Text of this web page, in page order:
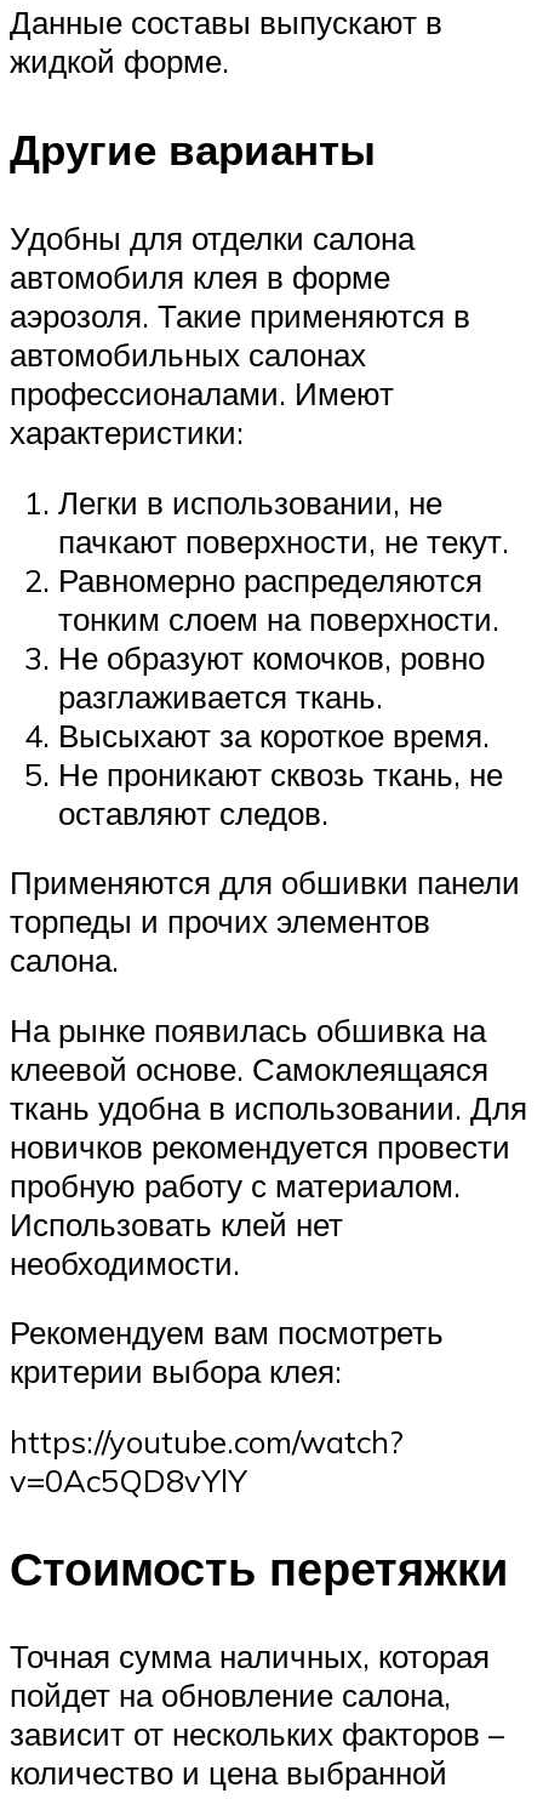
Данные составы выпускают в
жидкой форме.
Другие варианты
Удобны для отделки салона
автомобиля клея в форме
аэрозоля. Такие применяются в
автомобильных салонах
профессионалами. Имеют
характеристики:
Легки в использовании, не
пачкают поверхности, не текут.
Равномерно распределяются
тонким слоем на поверхности.
Не образуют комочков, ровно
разглаживается ткань.
Высыхают за короткое время.
Не проникают сквозь ткань, не
оставляют следов.
Применяются для обшивки панели
торпеды и прочих элементов
салона.
На рынке появилась обшивка на
клеевой основе. Самоклеящаяся
ткань удобна в использовании. Для
новичков рекомендуется провести
пробную работу с материалом.
Использовать клей нет
необходимости.
Рекомендуем вам посмотреть
критерии выбора клея:
https://youtube.com/watch?
v=0Ac5QD8vYlY
Стоимость перетяжки
Точная сумма наличных, которая
пойдет на обновление салона,
зависит от нескольких факторов –
количество и цена выбранной